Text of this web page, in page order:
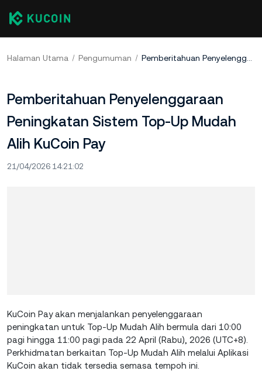
Halaman Utama Pengumuman Pemberitahuan Penyelenggaraan Peningkatan Sistem Top-Up Mudah Alih KuCoin Pay
Pemberitahuan Penyelenggaraan
Peningkatan Sistem Top-Up Mudah
Alih KuCoin Pay
21/04/2026 14:21:02
KuCoin Pay akan menjalankan penyelenggaraan
peningkatan untuk Top-Up Mudah Alih bermula dari 10:00
pagi hingga 11:00 pagi pada 22 April (Rabu), 2026 (UTC+8).
Perkhidmatan berkaitan Top-Up Mudah Alih melalui Aplikasi
KuCoin akan tidak tersedia semasa tempoh ini.